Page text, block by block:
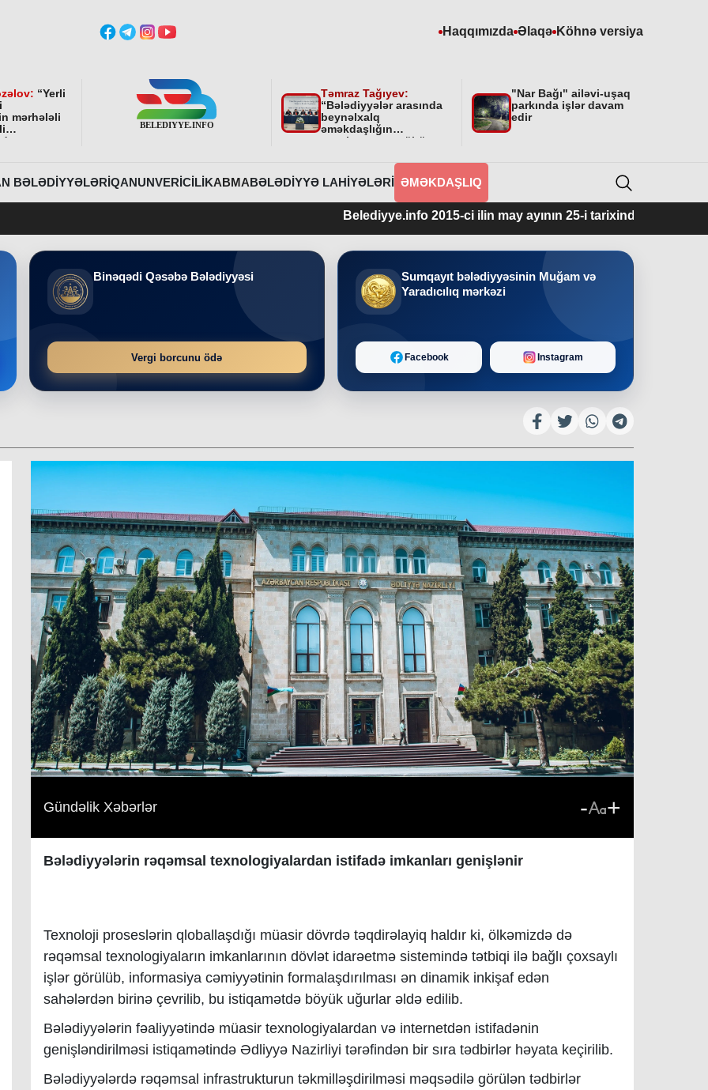
Haqqımızda Əlaqə Köhnə versiya
“Yerli
mərhələli
”
Təmraz Tağıyev:
“Bələdiyyələr arasında
beynəlxalq
əməkdaşlığın
qurulmasının mühüm
"Nar Bağı" ailəvi-uşaq
parkında işlər davam
edir
BƏLƏDIYYƏLƏRIQANUNVERICILIKABMABƏLƏDIYYƏ LAHIYƏLƏRI ƏMƏKDAŞLIQ
Belediyye.info 2015-ci ilin may ayının 25-i tarixindən fəaliyyətdədir.
Binəqədi Qəsəbə Bələdiyyəsi
Vergi borcunu ödə
Sumqayıt bələdiyyəsinin Muğam və
Yaradıcılıq mərkəzi
Facebook Instagram
Gündəlik Xəbərlər - +
Bələdiyyələrin rəqəmsal texnologiyalardan istifadə imkanları genişlənir
Texnoloji proseslərin qloballaşdığı müasir dövrdə təqdirəlayiq haldır ki, ölkəmizdə də
rəqəmsal texnologiyaların imkanlarının dövlət idarəetmə sistemində tətbiqi ilə bağlı çoxsaylı
işlər görülüb, informasiya cəmiyyətinin formalaşdırılması ən dinamik inkişaf edən
sahələrdən birinə çevrilib, bu istiqamətdə böyük uğurlar əldə edilib.
Bələdiyyələrin fəaliyyətində müasir texnologiyalardan və internetdən istifadənin
genişləndirilməsi istiqamətində Ədliyyə Nazirliyi tərəfindən bir sıra tədbirlər həyata keçirilib.
Bələdiyyələrdə rəqəmsal infrastrukturun təkmilləşdirilməsi məqsədilə görülən tədbirlər